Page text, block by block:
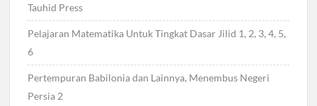
Tauhid Press
Pelajaran Matematika Untuk Tingkat Dasar Jilid 1, 2, 3, 4, 5,
6
Pertempuran Babilonia dan Lainnya, Menembus Negeri
Persia 2